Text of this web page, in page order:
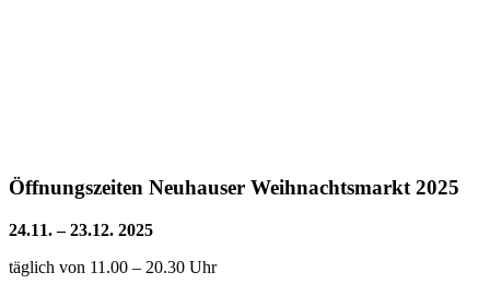
Öffnungszeiten Neuhauser Weihnachtsmarkt 2025
24.11. – 23.12. 2025
täglich von 11.00 – 20.30 Uhr